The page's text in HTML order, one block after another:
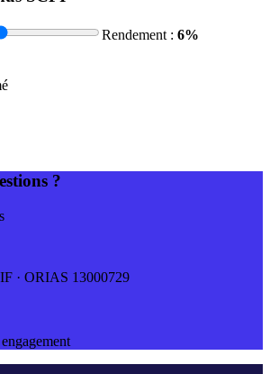
Rendement : 6%
?
· ORIAS 13000729